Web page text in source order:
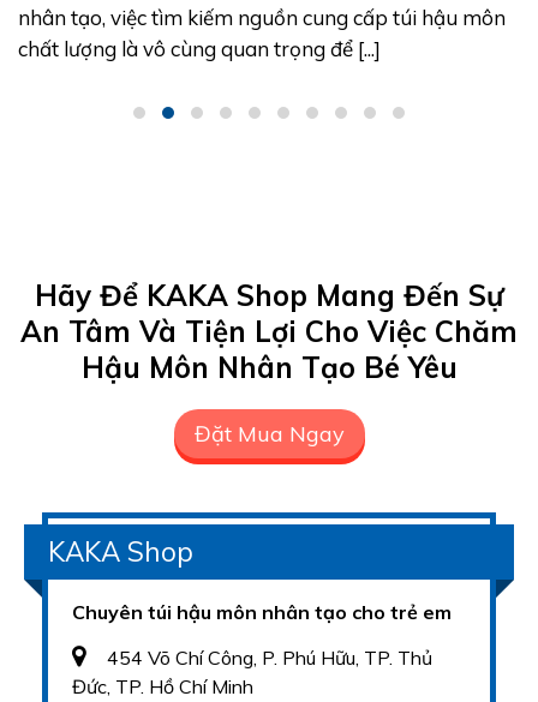
nhân tạo, việc tìm kiếm nguồn cung cấp túi hậu môn
chất lượng là vô cùng quan trọng để [...]
Hãy Để KAKA Shop Mang Đến Sự
An Tâm Và Tiện Lợi Cho Việc Chăm
Hậu Môn Nhân Tạo Bé Yêu
Đặt Mua Ngay
KAKA Shop
Chuyên túi hậu môn nhân tạo cho trẻ em
454 Võ Chí Công, P. Phú Hữu, TP. Thủ
Đức, TP. Hồ Chí Minh